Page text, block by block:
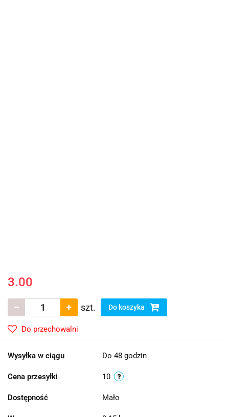
3.00
szt. Do koszyka
Do przechowalni
Wysyłka w ciągu Do 48 godzin
Cena przesyłki 10
Dostępność Mało